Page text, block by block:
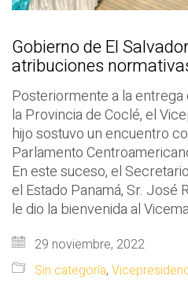
Gobierno de El
atribuciones
Posteriormente a la
la Provincia de Coclé, el
hijo sostuvo un encuentro
Parlamento
En este suceso, el
el Estado Panamá, Sr. José
le dio la bienvenida al
29 noviembre, 2022
Sin categoría,